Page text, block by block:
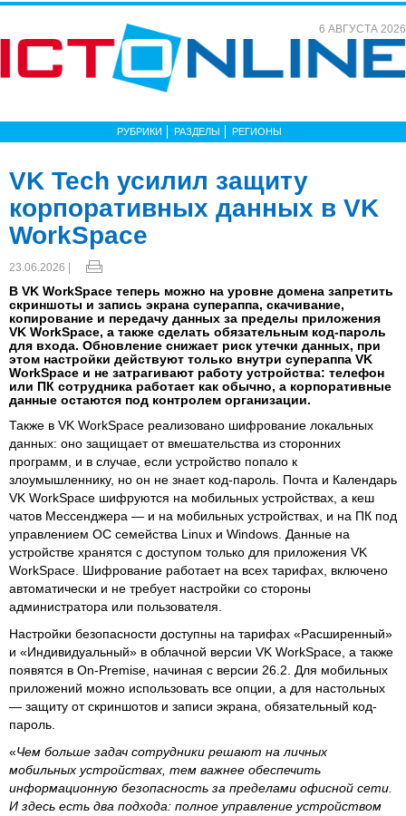
6 АВГУСТА 2026
РУБРИКИ РАЗДЕЛЫ РЕГИОНЫ
VK Tech усилил защиту
корпоративных данных в VK
WorkSpace
23.06.2026 |
В VK WorkSpace теперь можно на уровне домена запретить
скриншоты и запись экрана супераппа, скачивание,
копирование и передачу данных за пределы приложения
VK WorkSpace, а также сделать обязательным код-пароль
для входа. Обновление снижает риск утечки данных, при
этом настройки действуют только внутри супераппа VK
WorkSpace и не затрагивают работу устройства: телефон
или ПК сотрудника работает как обычно, а корпоративные
данные остаются под контролем организации.
Также в VK WorkSpace реализовано шифрование локальных
данных: оно защищает от вмешательства из сторонних
программ, и в случае, если устройство попало к
злоумышленнику, но он не знает код-пароль. Почта и Календарь
VK WorkSpace шифруются на мобильных устройствах, а кеш
чатов Мессенджера — и на мобильных устройствах, и на ПК под
управлением ОС семейства Linux и Windows. Данные на
устройстве хранятся с доступом только для приложения VK
WorkSpace. Шифрование работает на всех тарифах, включено
автоматически и не требует настройки со стороны
администратора или пользователя.
Настройки безопасности доступны на тарифах «Расширенный»
и «Индивидуальный» в облачной версии VK WorkSpace, а также
появятся в On-Premise, начиная с версии 26.2. Для мобильных
приложений можно использовать все опции, а для настольных
— защиту от скриншотов и записи экрана, обязательный код-
пароль.
«Чем больше задач сотрудники решают на личных
мобильных устройствах, тем важнее обеспечить
информационную безопасность за пределами офисной сети.
И здесь есть два подхода: полное управление устройством